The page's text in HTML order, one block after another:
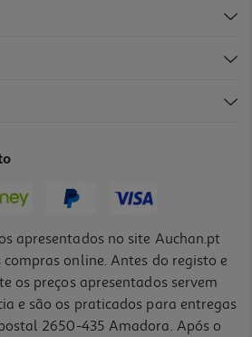
apresentados no site Auchan.pt
online. Antes do registo e
os preços apresentados servem
e são os praticados para entregas
2650-435 Amadora. Após o